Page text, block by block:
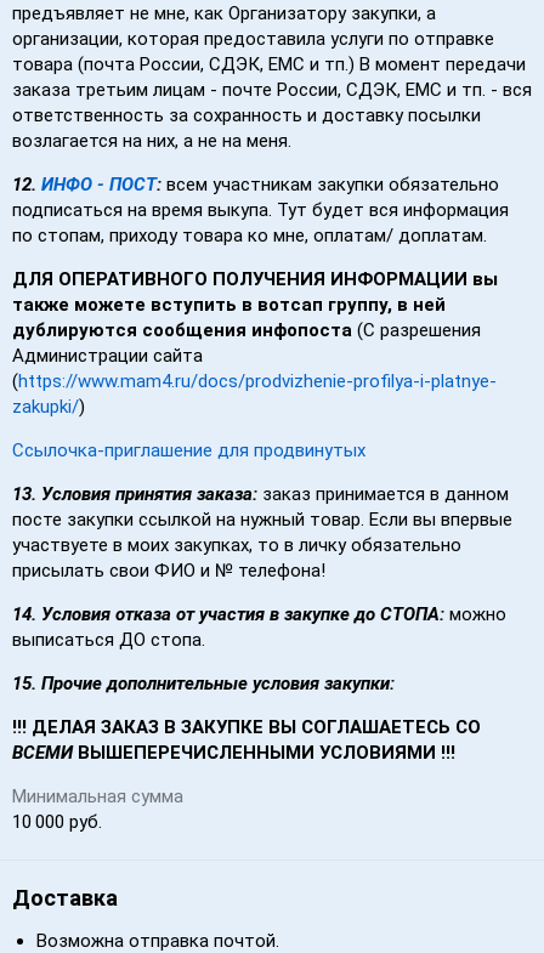
предъявляет не мне, как Организатору закупки, а
организации, которая предоставила услуги по отправке
товара (почта России, СДЭК, EMC и тп.) В момент передачи
заказа третьим лицам - почте России, СДЭК, EMC и тп. - вся
ответственность за сохранность и доставку посылки
возлагается на них, а не на меня.
12. ИНФО - ПОСТ: всем участникам закупки обязательно
подписаться на время выкупа. Тут будет вся информация
по стопам, приходу товара ко мне, оплатам/ доплатам.
ДЛЯ ОПЕРАТИВНОГО ПОЛУЧЕНИЯ ИНФОРМАЦИИ вы
также можете вступить в вотсап группу, в ней
дублируются сообщения инфопоста (С разрешения
Администрации сайта
(https://www.mam4.ru/docs/prodvizhenie-profilya-i-platnye-
zakupki/)
Ссылочка-приглашение для продвинутых
13. Условия принятия заказа: заказ принимается в данном
посте закупки ссылкой на нужный товар. Если вы впервые
участвуете в моих закупках, то в личку обязательно
присылать свои ФИО и № телефона!
14. Условия отказа от участия в закупке до СТОПА: можно
выписаться ДО стопа.
15. Прочие дополнительные условия закупки:
!!! ДЕЛАЯ ЗАКАЗ В ЗАКУПКЕ ВЫ СОГЛАШАЕТЕСЬ СО
ВСЕМИВЫШЕПЕРЕЧИСЛЕННЫМИ УСЛОВИЯМИ !!!
Минимальная сумма
10 000 руб.
Доставка
Возможна отправка почтой.